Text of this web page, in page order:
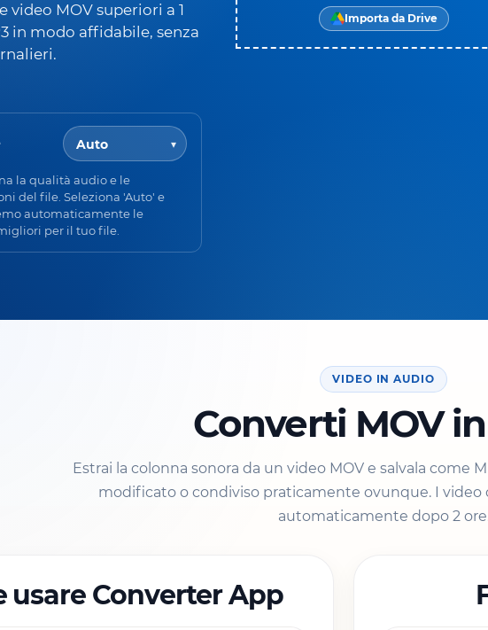
video MOV superiori a 1
in modo affidabile, senza
la qualità audio e le
del file. Seleziona 'Auto' e
automaticamente le
per il tuo file.
Importa da Drive
VIDEO IN AUDIO
Converti MOV
Estrai la colonna sonora da un video MOV e salvala come
modificato o condiviso praticamente ovunque. I
automaticamente dopo 2
usare Converter App